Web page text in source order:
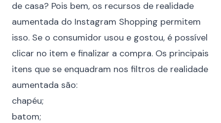
de casa? Pois bem, os recursos de realidade
aumentada do Instagram Shopping permitem
isso. Se o consumidor usou e gostou, é possível
clicar no item e finalizar a compra. Os principais
itens que se enquadram nos filtros de realidade
aumentada são:
chapéu;
batom;